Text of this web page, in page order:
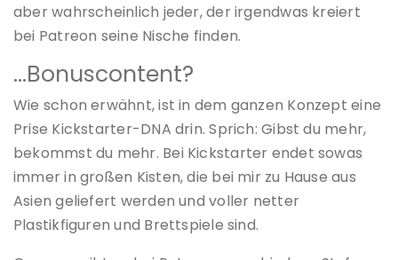
aber wahrscheinlich jeder, der irgendwas kreiert
bei Patreon seine Nische finden.
…Bonuscontent?
Wie schon erwähnt, ist in dem ganzen Konzept eine
Prise Kickstarter-DNA drin. Sprich: Gibst du mehr,
bekommst du mehr. Bei Kickstarter endet sowas
immer in großen Kisten, die bei mir zu Hause aus
Asien geliefert werden und voller netter
Plastikfiguren und Brettspiele sind.